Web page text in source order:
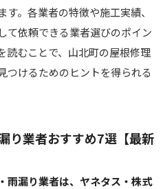
。各業者の特徴や施工実績、
て依頼できる業者選びのポイン
読むことで、山北町の屋根修理
つけるためのヒントを得られる
り業者おすすめ7選【最新
雨漏り業者は、ヤネタス・株式